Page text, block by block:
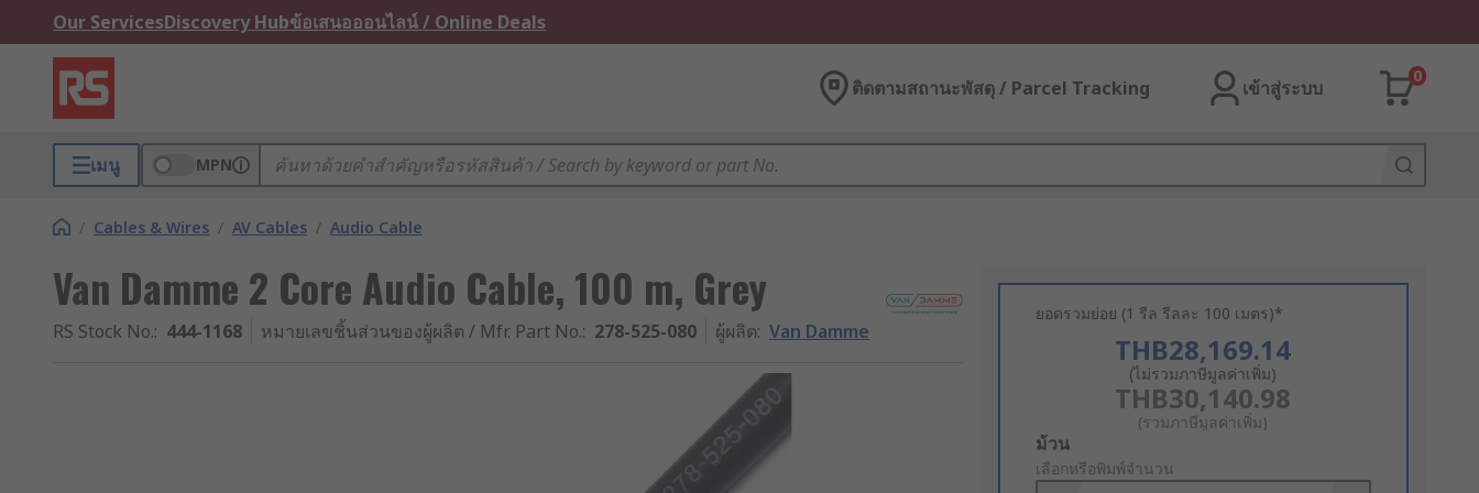
Our ServicesDiscovery Hubข้อเสนอออนไลน์ / Online Deals
ติดตามสถานะพัสดุ / Parcel Tracking เข้าสู่ระบบ
0
เมนู MPN
/ Cables & Wires / AV Cables / Audio Cable
Van Damme 2 Core Audio Cable, 100 m, Grey
RS Stock No.: 444-1168 หมายเลขชิ้นส่วนของผู้ผลิต / Mfr. Part No.: 278-525-080 ผู้ผลิต: Van Damme
ยอดรวมย่อย (1 รีล รีลละ 100 เมตร)*
THB28,169.14
(ไม่รวมภาษีมูลค่าเพิ่ม)
THB30,140.98
(รวมภาษีมูลค่าเพิ่ม)
Add
to
ม้วน
เลือกหรือพิมพ์จำนวน